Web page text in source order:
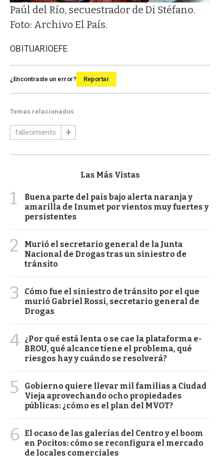
Paúl del Río, secuestrador de Di Stéfano.
Foto: Archivo El País.
OBITUARIOEFE
¿Encontraste un error? Reportar
Temas relacionados
fallecimiento
Las Más Vistas
1
Buena parte del país bajo alerta naranja y
amarilla de Inumet por vientos muy fuertes y
persistentes
2
Murió el secretario general de la Junta
Nacional de Drogas tras un siniestro de
tránsito
3
Cómo fue el siniestro de tránsito por el que
murió Gabriel Rossi, secretario general de
Drogas
4 ¿Por qué está lenta o se cae la plataforma e-
BROU, qué alcance tiene el problema, qué
riesgos hay y cuándo se resolverá?
5
Gobierno quiere llevar mil familias a Ciudad
Vieja aprovechando ocho propiedades
públicas: ¿cómo es el plan del MVOT?
6
El ocaso de las galerías del Centro y el boom
en Pocitos: cómo se reconfigura el mercado
de locales comerciales